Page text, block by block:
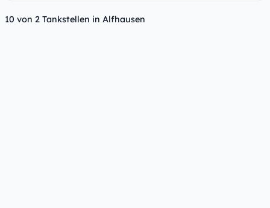
10 von 2 Tankstellen in Alfhausen